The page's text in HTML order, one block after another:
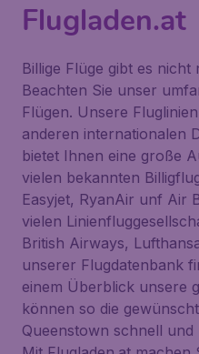
Flugladen.at
Billige Flüge gibt es
Beachten Sie unser
Flügen. Unsere
anderen internationalen
bietet Ihnen eine große
vielen bekannten
Easyjet, RyanAir unf Air
vielen
British Airways,
unserer Flugdatenbank
einem Überblick unsere
können so die
Queenstown schnell